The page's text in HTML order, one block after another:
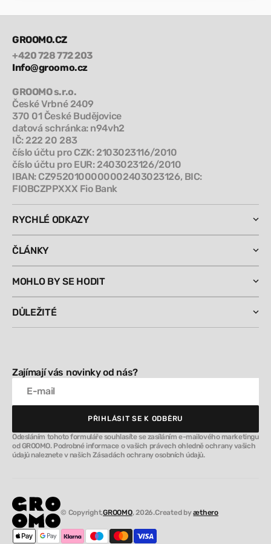
GROOMO.CZ
+420 728 772 203
Info@groomo.cz
GROOMO s.r.o.
České Vrbné 2409
370 01 České Budějovice
datová schránka: n94vh2
IČ: 222 20 283
číslo účtu pro CZK: 2103023116/2010
číslo účtu pro EUR: 2403023126/2010
IBAN: CZ9520100000002403023126, BIC:
FIOBCZPPXXX Fio Bank
RYCHLÉ ODKAZY
ČLÁNKY
MOHLO BY SE HODIT
DŮLEŽITÉ
Zajímají vás novinky od nás?
E-mail
PŘIHLÁSIT SE K ODBĚRU
PŘIHLÁSIT SE K ODBĚRU
Odesláním tohoto formuláře souhlasíte se zasíláním e-mailového marketingu
od GROOMO. Podrobné informace o vašich právech ohledně ochrany vašich
údajů naleznete v našich Zásadách ochrany osobních údajů.
© Copyright,GROOMO, 2026.Created byæthero